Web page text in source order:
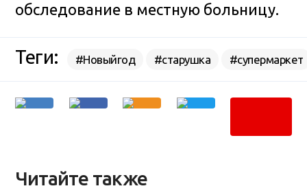
обследование в местную больницу.
Теги: #Новыйгод #старушка #супермаркет
Читайте также